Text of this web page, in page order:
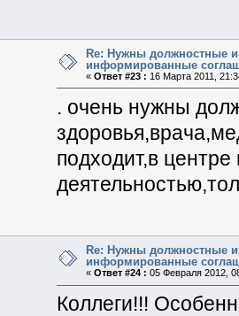
Re: Нужны должностные
информированные
« Ответ #23 : 16 Марта 2011,
. очень нужны
подходит,в
Re: Нужны должностные
информированные
« Ответ #24 : 05 Февраля 2012,
Коллеги!!!